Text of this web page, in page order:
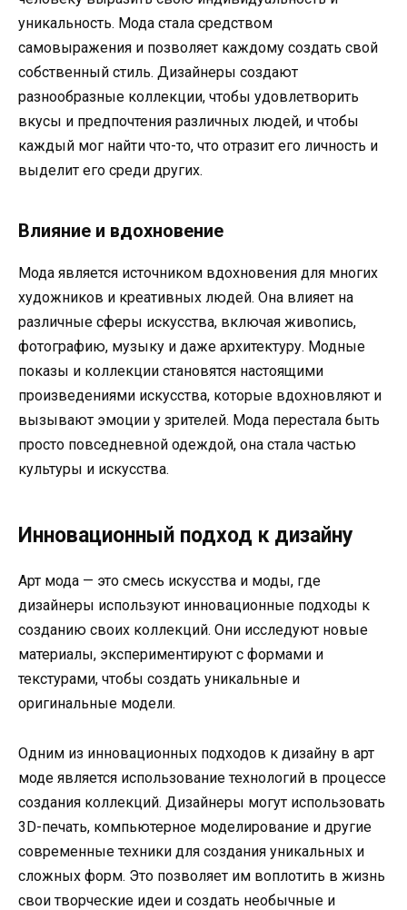
уникальность. Мода стала средством
самовыражения и позволяет каждому создать свой
собственный стиль. Дизайнеры создают
разнообразные коллекции, чтобы удовлетворить
вкусы и предпочтения различных людей, и чтобы
каждый мог найти что-то, что отразит его личность и
выделит его среди других.
Влияние и вдохновение
Мода является источником вдохновения для многих
художников и креативных людей. Она влияет на
различные сферы искусства, включая живопись,
фотографию, музыку и даже архитектуру. Модные
показы и коллекции становятся настоящими
произведениями искусства, которые вдохновляют и
вызывают эмоции у зрителей. Мода перестала быть
просто повседневной одеждой, она стала частью
культуры и искусства.
Инновационный подход к дизайну
Арт мода — это смесь искусства и моды, где
дизайнеры используют инновационные подходы к
созданию своих коллекций. Они исследуют новые
материалы, экспериментируют с формами и
текстурами, чтобы создать уникальные и
оригинальные модели.
Одним из инновационных подходов к дизайну в арт
моде является использование технологий в процессе
создания коллекций. Дизайнеры могут использовать
3D-печать, компьютерное моделирование и другие
современные техники для создания уникальных и
сложных форм. Это позволяет им воплотить в жизнь
свои творческие идеи и создать необычные и